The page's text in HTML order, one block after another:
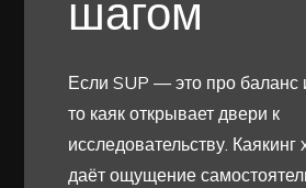
шагом
Если SUP — это про баланс
то каяк открывает двери к
исследовательству.
даёт ощущение